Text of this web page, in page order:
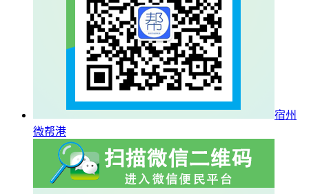
宿州
微帮港